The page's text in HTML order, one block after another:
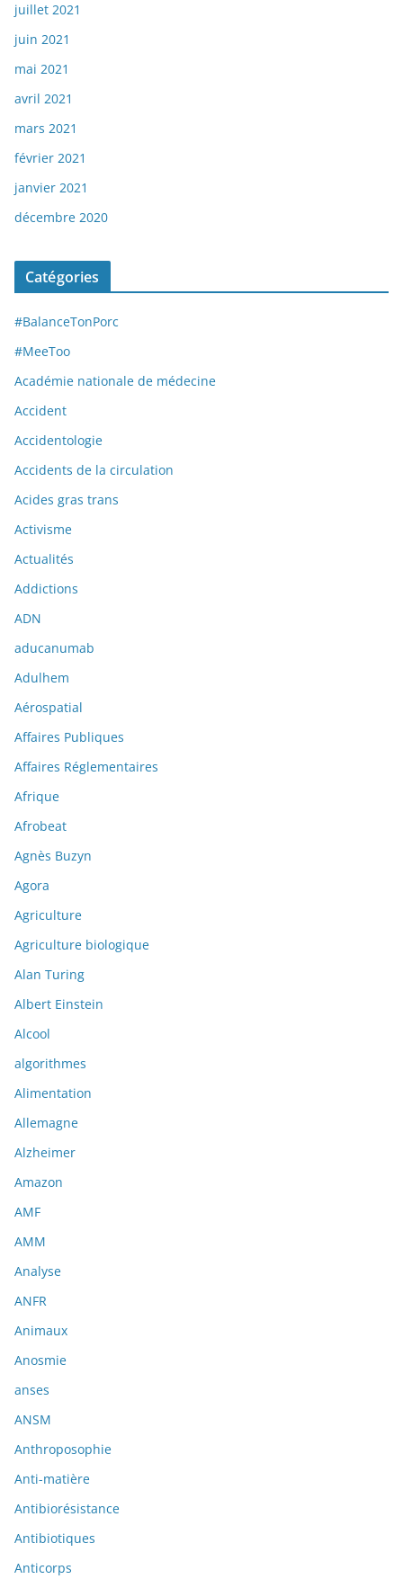
juillet 2021
juin 2021
mai 2021
avril 2021
mars 2021
février 2021
janvier 2021
décembre 2020
Catégories
#BalanceTonPorc
#MeeToo
Académie nationale de médecine
Accident
Accidentologie
Accidents de la circulation
Acides gras trans
Activisme
Actualités
Addictions
ADN
aducanumab
Adulhem
Aérospatial
Affaires Publiques
Affaires Réglementaires
Afrique
Afrobeat
Agnès Buzyn
Agora
Agriculture
Agriculture biologique
Alan Turing
Albert Einstein
Alcool
algorithmes
Alimentation
Allemagne
Alzheimer
Amazon
AMF
AMM
Analyse
ANFR
Animaux
Anosmie
anses
ANSM
Anthroposophie
Anti-matière
Antibiorésistance
Antibiotiques
Anticorps